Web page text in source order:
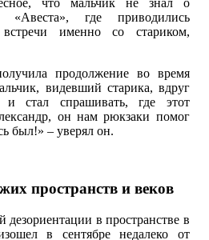
«Авеста», где приводились
именно со стариком,
продолжение во время
видевший старика, вдруг
и стал спрашивать, где этот
он нам рюкзаки помог
был!» – уверял он.
пространств и веков
в пространстве в
в сентябре недалеко от